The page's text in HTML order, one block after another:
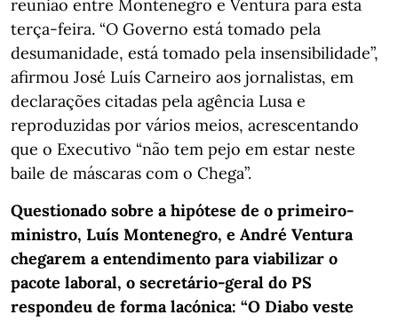
reunião entre Montenegro e Ventura para esta
terça-feira. “O Governo está tomado pela
desumanidade, está tomado pela insensibilidade”,
afirmou José Luís Carneiro aos jornalistas, em
declarações citadas pela agência Lusa e
reproduzidas por vários meios, acrescentando
que o Executivo “não tem pejo em estar neste
baile de máscaras com o Chega”.
Questionado sobre a hipótese de o primeiro-
ministro, Luís Montenegro, e André Ventura
chegarem a entendimento para viabilizar o
pacote laboral, o secretário-geral do PS
respondeu de forma lacónica: “O Diabo veste